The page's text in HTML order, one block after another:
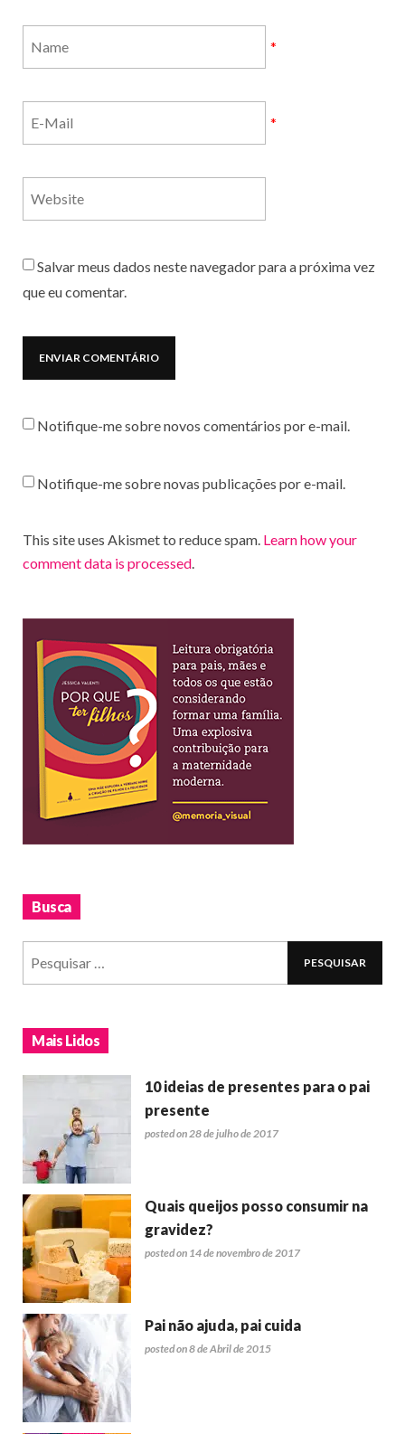
*
*
Salvar meus dados neste navegador para a próxima vez
que eu comentar.
Notifique-me sobre novos comentários por e-mail.
Notifique-me sobre novas publicações por e-mail.
This site uses Akismet to reduce spam. Learn how your
comment data is processed
Busca
Mais Lidos
10 ideias de presentes para o pai
presente
posted on 28 de julho de 2017
Quais queijos posso consumir na
gravidez?
posted on 14 de novembro de 2017
Pai não ajuda, pai cuida
posted on 8 de Abril de 2015